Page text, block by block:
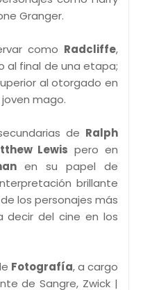
Granger.
como Radcliffe,
al final de una etapa;
al otorgado en
mago.
de Ralph
Lewis pero en
en su papel de
brillante
los personajes más
decir del cine en los
Fotografía, a cargo
de Sangre, Zwick |